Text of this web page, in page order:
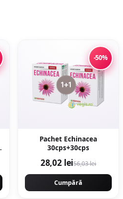
-50%
Pachet Echinacea
30cps+30cps
28,02 lei56,03 lei
Cumpără